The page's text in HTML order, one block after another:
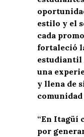
estilo y el
cada
fortaleció
estudiantil
una
y llena de
“En Itagüí
por